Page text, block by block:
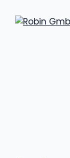
Inhalt